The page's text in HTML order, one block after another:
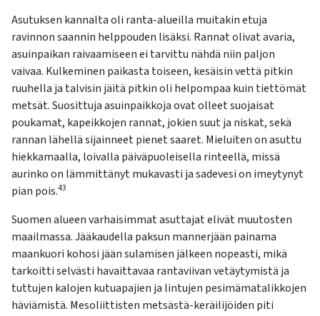
Asutuksen kannalta oli ranta-alueilla muitakin etuja
ravinnon saannin helppouden lisäksi. Rannat olivat avaria,
asuinpaikan raivaamiseen ei tarvittu nähdä niin paljon
vaivaa. Kulkeminen paikasta toiseen, kesäisin vettä pitkin
ruuhella ja talvisin jäitä pitkin oli helpompaa kuin tiettömät
metsät. Suosittuja asuinpaikkoja ovat olleet suojaisat
poukamat, kapeikkojen rannat, jokien suut ja niskat, sekä
rannan lähellä sijainneet pienet saaret. Mieluiten on asuttu
hiekkamaalla, loivalla päiväpuoleisella rinteellä, missä
aurinko on lämmittänyt mukavasti ja sadevesi on imeytynyt
pian pois.43
Suomen alueen varhaisimmat asuttajat elivät muutosten
maailmassa. Jääkaudella paksun mannerjään painama
maankuori kohosi jään sulamisen jälkeen nopeasti, mikä
tarkoitti selvästi havaittavaa rantaviivan vetäytymistä ja
tuttujen kalojen kutuapajien ja lintujen pesimämatalikkojen
häviämistä. Mesoliittisten metsästä-keräilijöiden piti